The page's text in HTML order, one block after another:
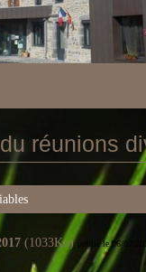
réunions
(1033Ko) publié le 06/07/